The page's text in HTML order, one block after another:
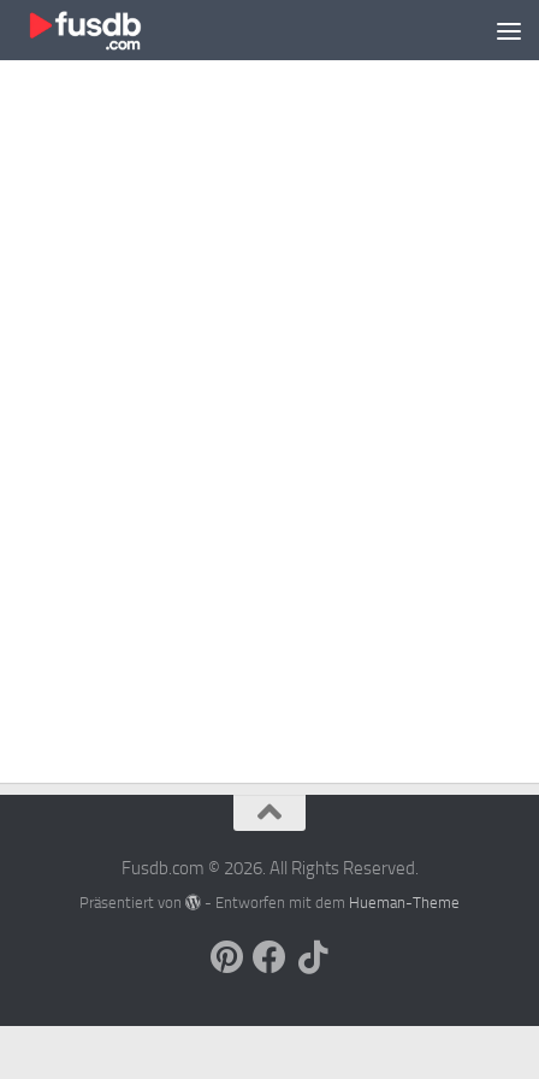
Zum Inhalt springen
Fusdb.com © 2026. All Rights Reserved.
Präsentiert von - Entworfen mit dem Hueman-Theme